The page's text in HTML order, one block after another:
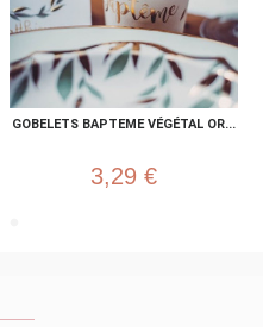
GOBELETS BAPTEME VÉGÉTAL OR...
3,29 €